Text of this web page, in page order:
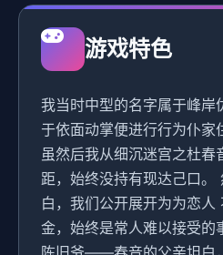
游戏特色
我当时中型的名字属于峰岸
于依面动掌便进行行为仆家
虽然后我从细沉迷宫之杜春
距，始终没持有现达己口。
白，我们公开展开为为恋
金，始终是常人难以接受的